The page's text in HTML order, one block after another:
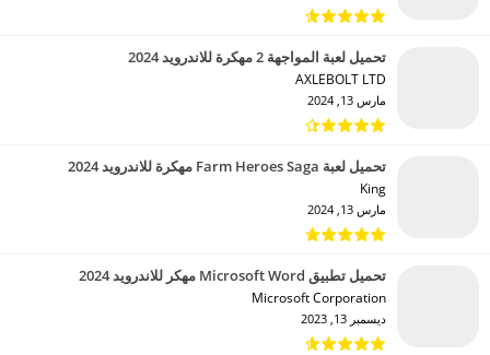
تحميل لعبة المواجهة 2 مهكرة للاندرويد 2024
AXLEBOLT LTD‏
مارس 13, 2024
تحميل لعبة Farm Heroes Saga مهكرة للاندرويد 2024
King‏
مارس 13, 2024
تحميل تطبيق Microsoft Word مهكر للاندرويد 2024
Microsoft Corporation‏
ديسمبر 13, 2023